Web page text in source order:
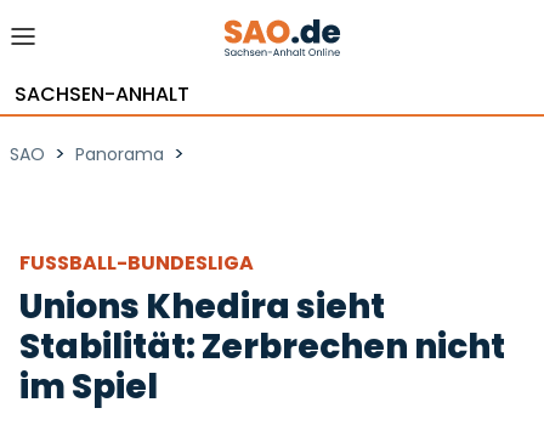
SACHSEN-ANHALT
SAO > Panorama >
FUSSBALL-BUNDESLIGA
Unions Khedira sieht
Stabilität: Zerbrechen nicht
im Spiel